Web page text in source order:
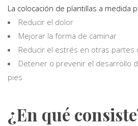
La colocación de plantillas a medida
Reducir el dolor
Mejorar la forma de caminar
Reducir el estrés en otras partes
Detener o prevenir el desarrollo
pies
¿En qué